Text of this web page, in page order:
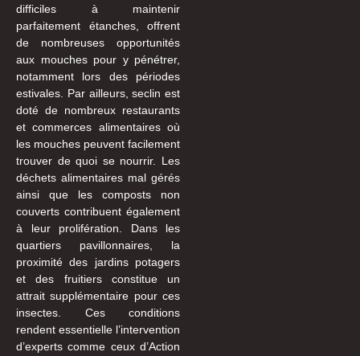
difficiles à maintenir
parfaitement étanches, offrent
de nombreuses opportunités
aux mouches pour y pénétrer,
notamment lors des périodes
estivales. Par ailleurs, seclin est
doté de nombreux restaurants
et commerces alimentaires où
les mouches peuvent facilement
trouver de quoi se nourrir. Les
déchets alimentaires mal gérés
ainsi que les composts non
couverts contribuent également
à leur prolifération. Dans les
quartiers pavillonnaires, la
proximité des jardins potagers
et des fruitiers constitue un
attrait supplémentaire pour ces
insectes. Ces conditions
rendent essentielle l’intervention
d’experts comme ceux d’Action